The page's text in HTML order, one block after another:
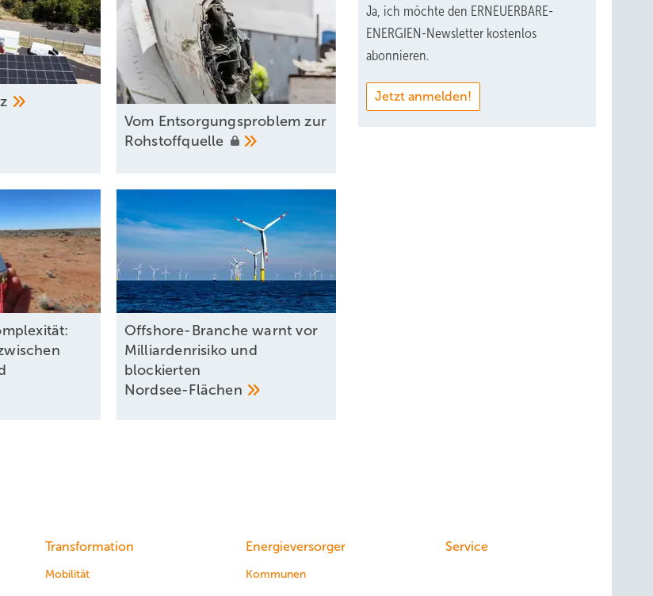
Vom Entsorgungsproblem zur
Rohstoffquelle
Offshore-Branche warnt vor
Milliardenrisiko und
blockierten
Nordsee-Flächen
Ja, ich möchte den ERNEUERBARE-
ENERGIEN-Newsletter kostenlos
abonnieren.
Jetzt anmelden!
Transformation
Mobilität
Energieversorger
Kommunen
Service